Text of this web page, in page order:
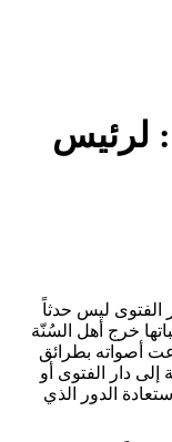
لرئيس
الفتوى ليس حدثاً
خرج أهل السُنّة
أصواته بطرائق
دار الفتوى أو
الدور الذي